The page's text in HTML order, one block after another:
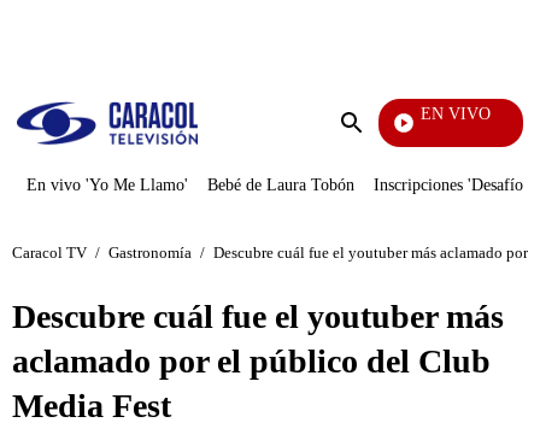
Enviar
EN VIVO
Mi Pecado
En vivo 'Yo Me Llamo' Bebé de Laura Tobón Inscripciones 'Desafío'
Caracol TV / Gastronomía / Descubre cuál fue el youtuber más aclamado
Descubre cuál fue el youtuber más
aclamado por el público del Club
Media Fest